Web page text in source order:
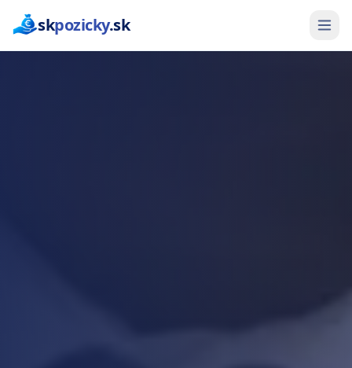
skpozicky.sk